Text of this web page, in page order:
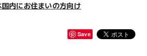
国内にお住まいの方向け
Save